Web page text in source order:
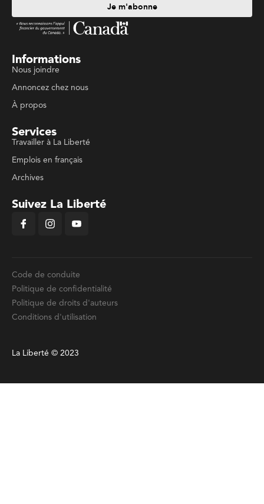
Je m'abonne
Informations
Nous joindre
Annoncez chez nous
À propos
Services
Travailler à La Liberté
Emplois en français
Archives
Suivez La Liberté
Code de conduite
Politique de confidentialité
Politique de droits d'auteurs
Conditions d'utilisation
La Liberté © 2023